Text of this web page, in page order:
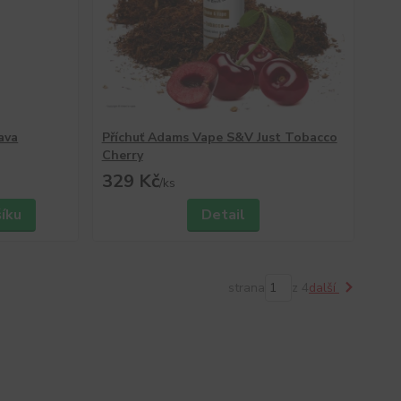
Příchuť Adams Vape S&V Just Tobacco
Cherry
329 Kč/ks
Detail
další